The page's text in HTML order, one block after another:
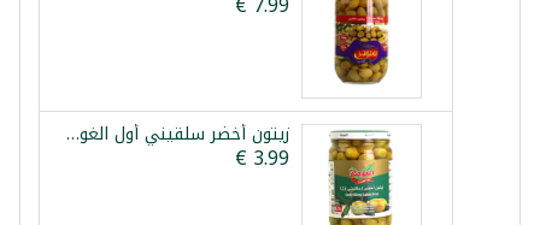
زيتون أخضر سلقيني أول الغوطة 625غ صافي